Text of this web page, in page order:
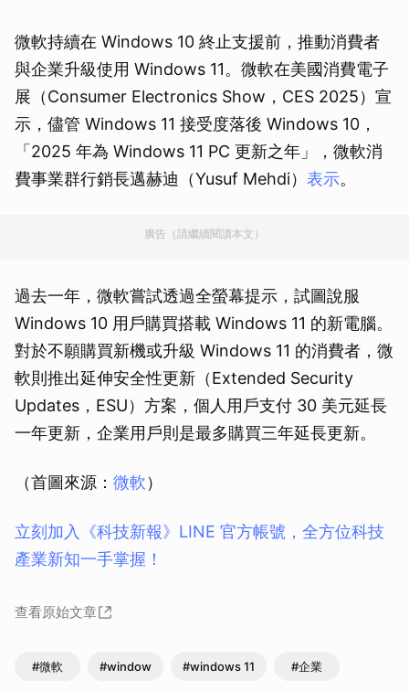
微軟持續在 Windows 10 終止支援前，推動消費者
與企業升級使用 Windows 11。微軟在美國消費電子
展（Consumer Electronics Show，CES 2025）宣
示，儘管 Windows 11 接受度落後 Windows 10，
「2025 年為 Windows 11 PC 更新之年」，微軟消
費事業群行銷長邁赫迪（Yusuf Mehdi） 表示。
廣告（請繼續閱讀本文）
過去一年，微軟嘗試透過全螢幕提示，試圖說服
Windows 10 用戶購買搭載 Windows 11 的新電腦。
對於不願購買新機或升級 Windows 11 的消費者，微
軟則推出延伸安全性更新（Extended Security
Updates，ESU）方案，個人用戶支付 30 美元延長
一年更新，企業用戶則是最多購買三年延長更新。
（首圖來源： 微軟）
立刻加入《科技新報》LINE 官方帳號，全方位科技
產業新知一手掌握！
查看原始文章
#微軟 #window #windows 11 #企業